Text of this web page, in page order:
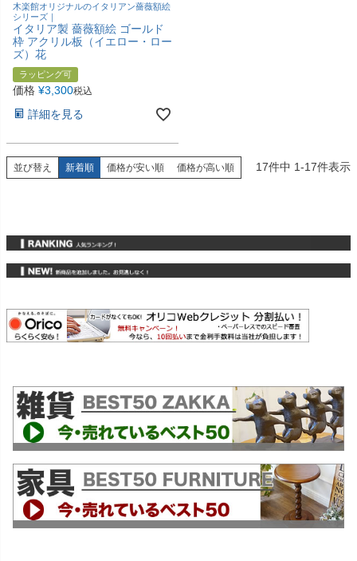
木楽館オリジナルのイタリアン薔薇額絵
シリーズ｜
イタリア製 薔薇額絵 ゴールド
枠 アクリル板（イエロー・ロー
ズ）花
ラッピング可
価格 ¥3,300税込
詳細を見る
並び替え 新着順 価格が安い順 価格が高い順 17件中 1-17件表示